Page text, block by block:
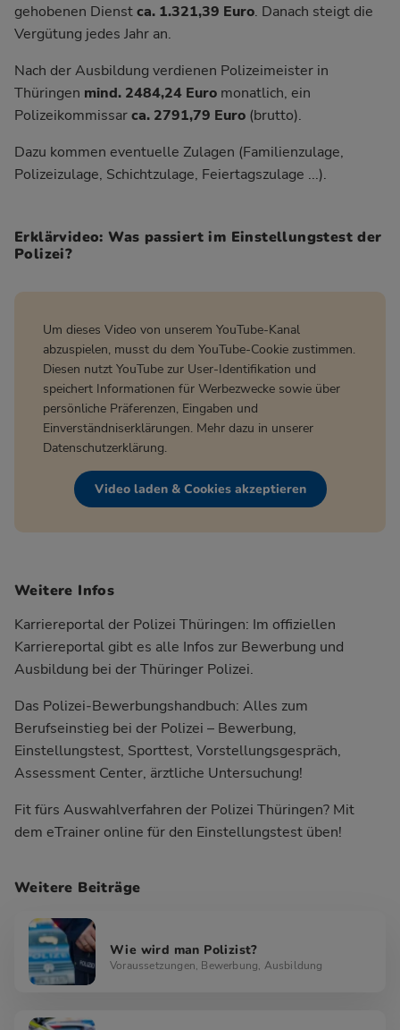
gehobenen Dienstca. 1.321,39 Euro. Danach steigt die
Vergütung jedes Jahr an.
Nach der Ausbildung verdienen Polizeimeister in
Thüringen mind. 2484,24 Euro monatlich, ein
Polizeikommissarca. 2791,79 Euro (brutto).
Dazu kommen eventuelle Zulagen (Familienzulage,
Polizeizulage, Schichtzulage, Feiertagszulage ...).
Erklärvideo: Was passiert im Einstellungstest der
Polizei?
Um dieses Video von unserem YouTube-Kanal
abzuspielen, musst du dem YouTube-Cookie zustimmen.
Diesen nutzt YouTube zur User-Identifikation und
speichert Informationen für Werbezwecke sowie über
persönliche Präferenzen, Eingaben und
Einverständniserklärungen. Mehr dazu in unserer
Datenschutzerklärung.
Video laden & Cookies akzeptieren
Weitere Infos
Karriereportal der Polizei Thüringen: Im offiziellen
Karriereportal gibt es alle Infos zur Bewerbung und
Ausbildung bei der Thüringer Polizei.
Das Polizei-Bewerbungshandbuch: Alles zum
Berufseinstieg bei der Polizei – Bewerbung,
Einstellungstest, Sporttest, Vorstellungsgespräch,
Assessment Center, ärztliche Untersuchung!
Fit fürs Auswahlverfahren der Polizei Thüringen? Mit
dem eTrainer online für den Einstellungstest üben!
Weitere Beiträge
Wie wird man Polizist?
Voraussetzungen, Bewerbung, Ausbildung